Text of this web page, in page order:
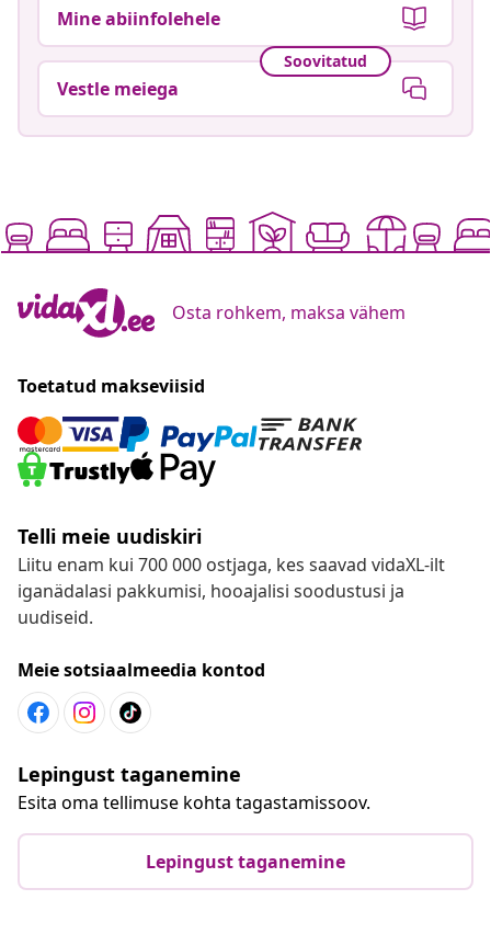
Mine abiinfolehele
Soovitatud
Vestle meiega
Osta rohkem, maksa vähem
Toetatud makseviisid
Telli meie uudiskiri
Liitu enam kui 700 000 ostjaga, kes saavad vidaXL-ilt
iganädalasi pakkumisi, hooajalisi soodustusi ja
uudiseid.
Meie sotsiaalmeedia kontod
Lepingust taganemine
Esita oma tellimuse kohta tagastamissoov.
Lepingust taganemine